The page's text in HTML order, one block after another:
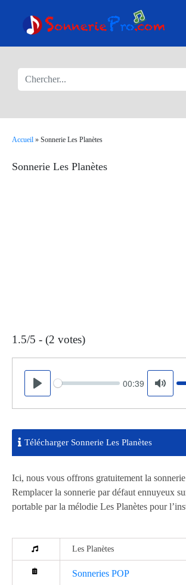
Accueil » Sonnerie Les Planètes
Sonnerie Les Planètes
1.5/5 - (2 votes)
Play
Seek 00:39
Mute
Télécharger Sonnerie Les Planètes
Ici, nous vous offrons gratuitement la
Remplacer la sonnerie par défaut ennuyeux
portable par la mélodie Les Planètes pour
Les Planètes
Sonneries POP